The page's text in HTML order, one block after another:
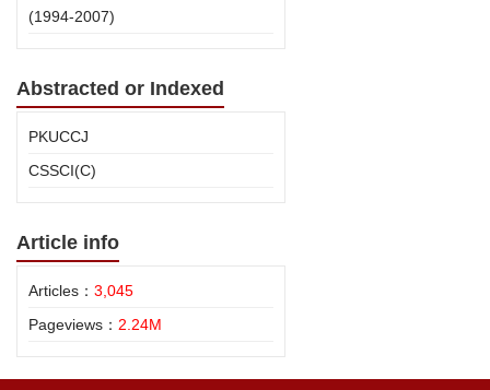
(1994-2007)
Abstracted or Indexed
PKUCCJ
CSSCI(C)
Article info
Articles： 3,045
Pageviews： 2.24M